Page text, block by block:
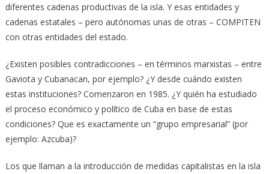
diferentes cadenas productivas de la isla. Y esas entidades y
cadenas estatales – pero autónomas unas de otras – COMPITEN
con otras entidades del estado.
¿Existen posibles contradicciones – en términos marxistas – entre
Gaviota y Cubanacan, por ejemplo? ¿Y desde cuándo existen
estas instituciones? Comenzaron en 1985. ¿Y quién ha estudiado
el proceso económico y político de Cuba en base de estas
condiciones? Que es exactamente un “grupo empresarial” (por
ejemplo: Azcuba)?
Los que llaman a la introducción de medidas capitalistas en la isla